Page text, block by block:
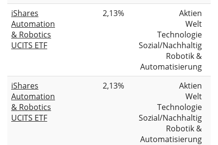
iShares
Automation
& Robotics
UCITS ETF
2,13%
Aktien
Welt
Technologie
Sozial/Nachhaltig
Robotik &
Automatisierung
iShares
Automation
& Robotics
UCITS ETF
2,13%
Aktien
Welt
Technologie
Sozial/Nachhaltig
Robotik &
Automatisierung